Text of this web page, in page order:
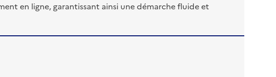
en ligne, garantissant ainsi une démarche fluide et